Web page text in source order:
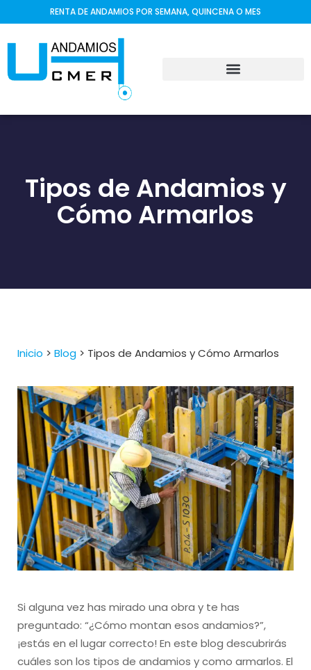
RENTA DE ANDAMIOS POR SEMANA, QUINCENA O MES
Tipos de Andamios y
Cómo Armarlos
Inicio > Blog > Tipos de Andamios y Cómo Armarlos
Si alguna vez has mirado una obra y te has
preguntado: “¿Cómo montan esos andamios?”,
¡estás en el lugar correcto! En este blog descubrirás
cuáles son los tipos de andamios y como armarlos. El